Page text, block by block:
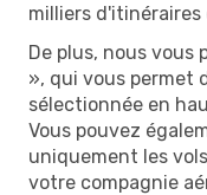
milliers d'itinéraires
De plus, nous vous
», qui vous permet
sélectionnée en
Vous pouvez
uniquement les
votre compagnie